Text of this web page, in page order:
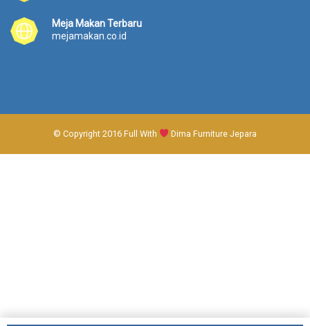
Meja Makan Terbaru
mejamakan.co.id
© Copyright 2016 Full With Dima Furniture Jepara